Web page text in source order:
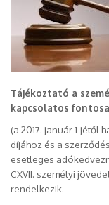
Tájékoztató a
kapcsolatos
(a 2017. január 1-
díjához és a
esetleges
CXVII. személyi
rendelkezik.